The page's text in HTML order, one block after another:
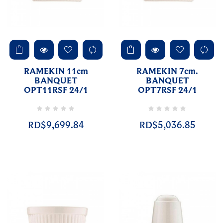
RAMEKIN 11cm
BANQUET
OPT11RSF 24/1
RD$9,699.84
RAMEKIN 7cm.
BANQUET
OPT7RSF 24/1
RD$5,036.85